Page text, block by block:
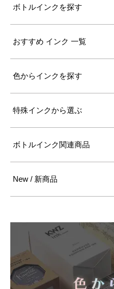
ボトルインクを探す
おすすめ インク 一覧
色からインクを探す
特殊インクから選ぶ
ボトルインク関連商品
New / 新商品